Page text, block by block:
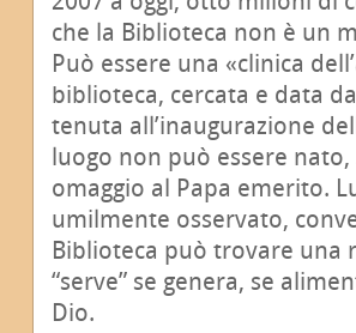
che la Biblioteca non è un
Può essere una «clinica
biblioteca, cercata e data
tenuta all’inaugurazione
luogo non può essere
omaggio al Papa emerito.
umilmente osservato,
Biblioteca può trovare una
“serve” se genera, se
Dio.